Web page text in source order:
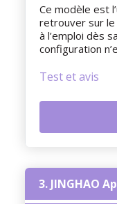
Ce modèle est
retrouver sur
à l’emploi dès
configuration
Test et avis
3. JINGHAO